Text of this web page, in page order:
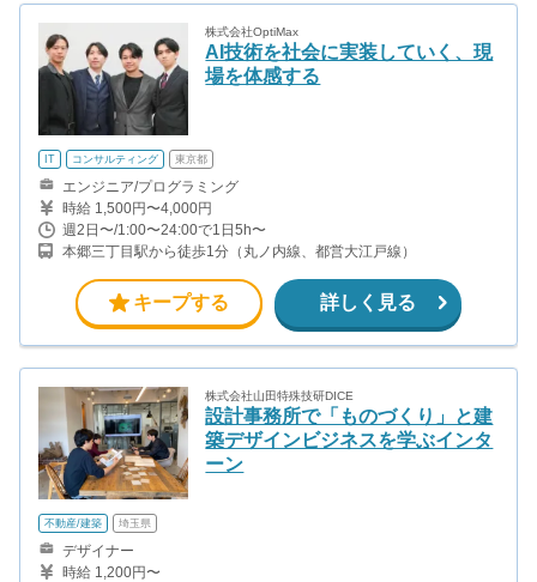
株式会社OptiMax
AI技術を社会に実装していく、現
場を体感する
IT コンサルティング 東京都
エンジニア/プログラミング
時給 1,500円〜4,000円
週2日〜/1:00〜24:00で1日5h〜
本郷三丁目駅から徒歩1分（丸ノ内線、都営大江戸線）
キープする 詳しく見る
株式会社山田特殊技研DICE
設計事務所で「ものづくり」と建
築デザインビジネスを学ぶインタ
ーン
不動産/建築 埼玉県
デザイナー
時給 1,200円〜